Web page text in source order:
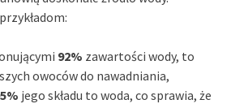
92% zawartości wody, to
owoców do nawadniania,
jego składu to woda, co sprawia, że